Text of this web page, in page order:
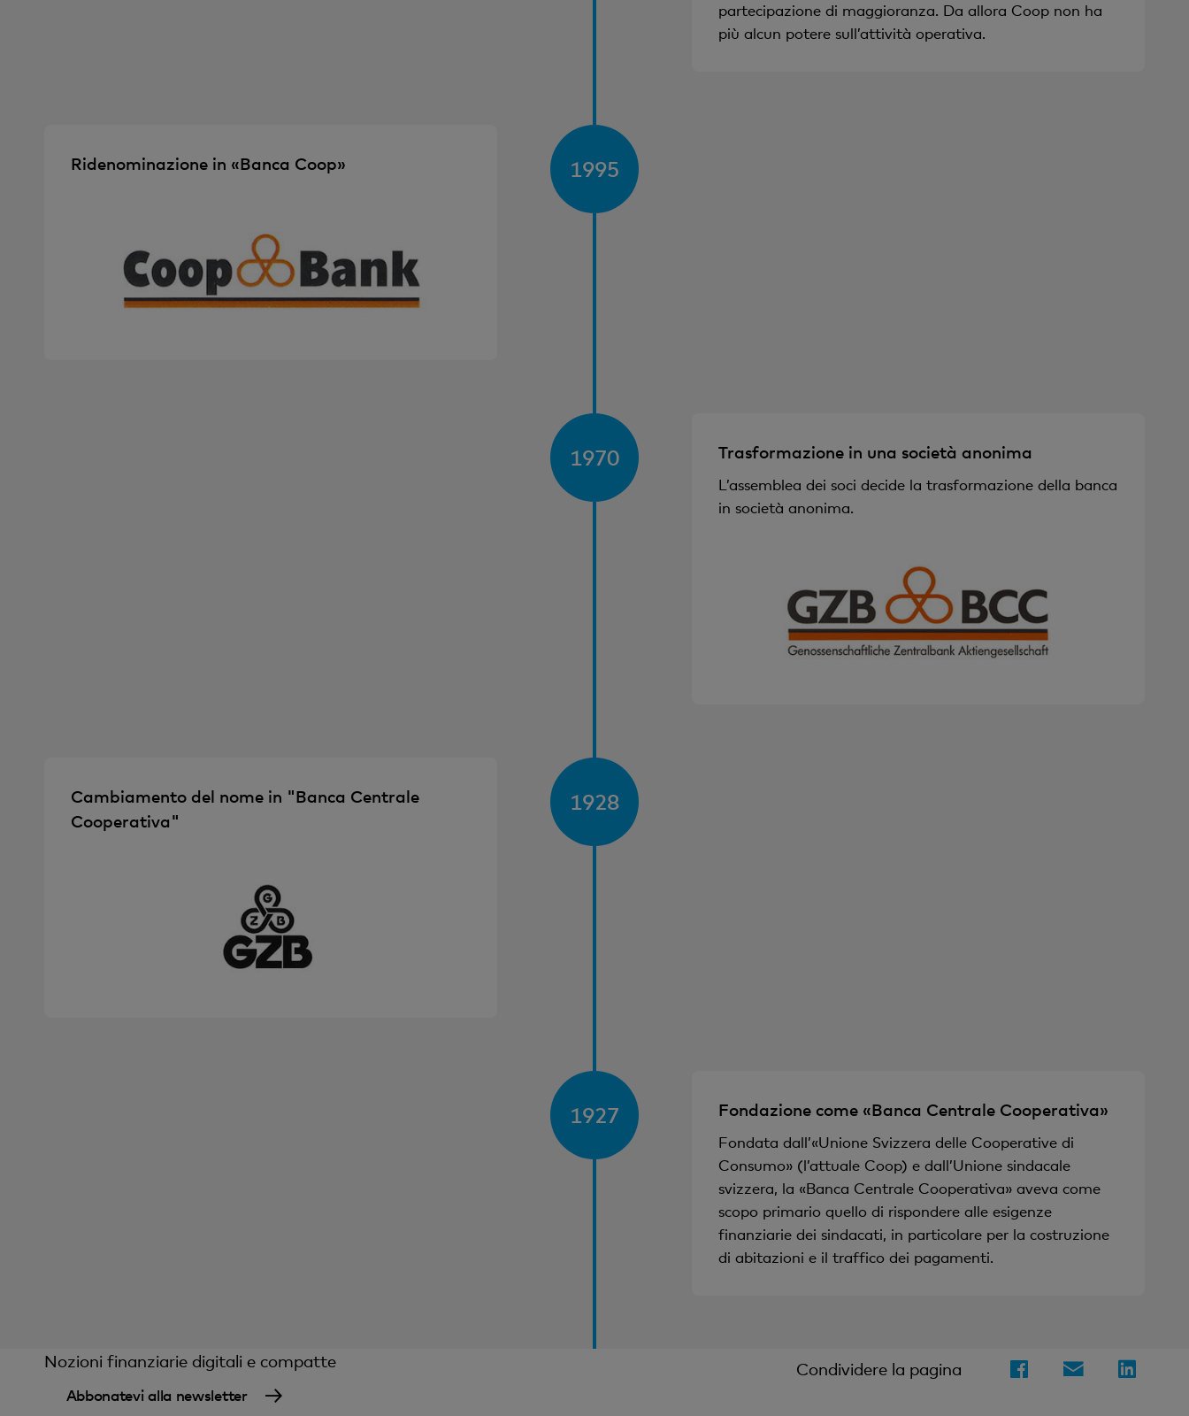
partecipazione di maggioranza. Da allora Coop non ha
più alcun potere sull’attività operativa.
1995
Ridenominazione in «Banca Coop»
1970 Trasformazione in una società anonima
L’assemblea dei soci decide la trasformazione della banca
in società anonima.
1928
Cambiamento del nome in "Banca Centrale
Cooperativa"
1927 Fondazione come «Banca Centrale Cooperativa»
Fondata dall’«Unione Svizzera delle Cooperative di
Consumo» (l’attuale Coop) e dall’Unione sindacale
svizzera, la «Banca Centrale Cooperativa» aveva come
scopo primario quello di rispondere alle esigenze
finanziarie dei sindacati, in particolare per la costruzione
di abitazioni e il traffico dei pagamenti.
Nozioni finanziarie digitali e compatte
Abbonatevi alla newsletter
Condividere la pagina